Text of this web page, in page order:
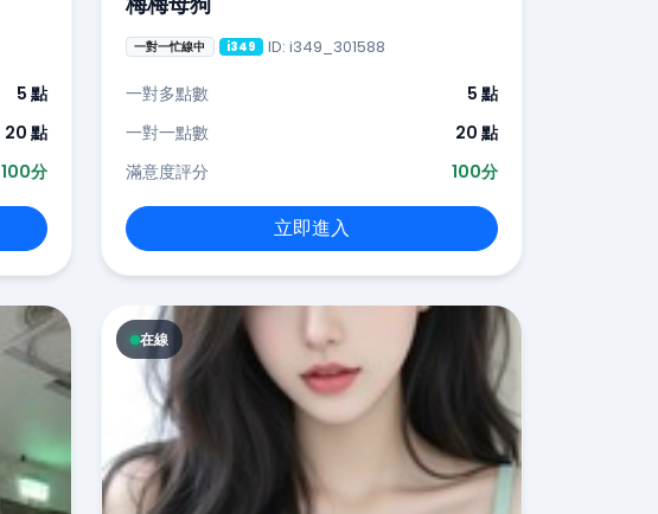
5 點
20 點
100分
一對一忙線中 i349 ID: i349_301588
一對多點數
5 點
一對一點數
20 點
滿意度評分
100分
立即進入
在線